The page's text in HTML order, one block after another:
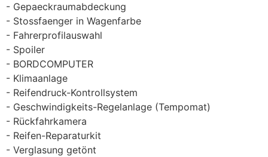
Gepaeckraumabdeckung
Stossfaenger in Wagenfarbe
Fahrerprofilauswahl
Spoiler
BORDCOMPUTER
Klimaanlage
Reifendruck-Kontrollsystem
Geschwindigkeits-Regelanlage (Tempomat)
Rückfahrkamera
Reifen-Reparaturkit
Verglasung getönt